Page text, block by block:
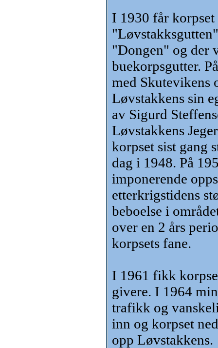
I 1930 får
"Dongen" og der
buekorpsgutter.
med Skutevikens
Løvstakkens sin
av Sigurd
Løvstakkens
korpset sist gang
dag i 1948. På
imponerende
etterkrigstidens
beboelse i
over en 2 års
korpsets fane.
I 1961 fikk
givere. I 1964
trafikk og
inn og korpset
opp Løvstakkens.